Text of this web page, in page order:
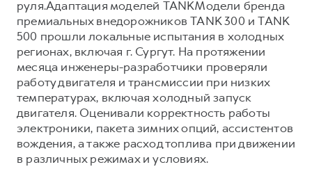
руля.Адаптация моделей TANKМодели бренда
премиальных внедорожников TANK 300 и TANK
500 прошли локальные испытания в холодных
регионах, включая г. Сургут. На протяжении
месяца инженеры-разработчики проверяли
работу двигателя и трансмиссии при низких
температурах, включая холодный запуск
двигателя. Оценивали корректность работы
электроники, пакета зимних опций, ассистентов
вождения, а также расход топлива при движении
в различных режимах и условиях.